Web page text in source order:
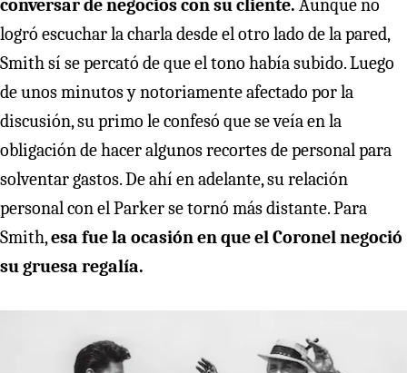
conversar de negocios con su cliente. Aunque no
logró escuchar la charla desde el otro lado de la pared,
Smith sí se percató de que el tono había subido. Luego
de unos minutos y notoriamente afectado por la
discusión, su primo le confesó que se veía en la
obligación de hacer algunos recortes de personal para
solventar gastos. De ahí en adelante, su relación
personal con el Parker se tornó más distante. Para
Smith,esa fue la ocasión en que el Coronel negoció
su gruesa regalía.